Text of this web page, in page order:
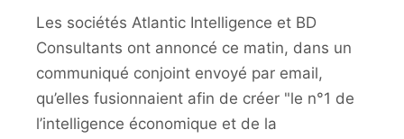
Les sociétés Atlantic Intelligence et BD
Consultants ont annoncé ce matin, dans un
communiqué conjoint envoyé par email,
qu’elles fusionnaient afin de créer "le n°1 de
l’intelligence économique et de la